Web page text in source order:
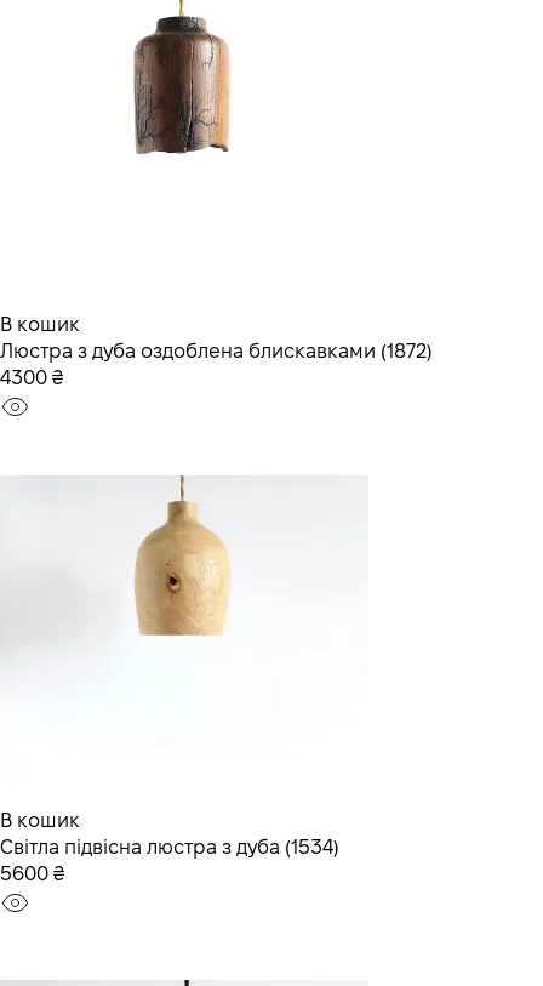
В кошик
Люстра з дуба оздоблена блискавками (1872)
4300 ₴
В кошик
Світла підвісна люстра з дуба (1534)
5600 ₴